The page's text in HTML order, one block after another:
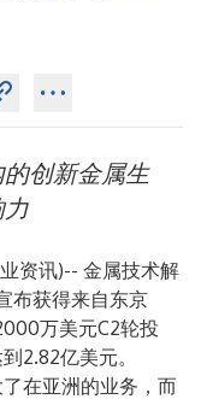
创新金属生
资讯)-- 金属技术解
布获得来自东京
万美元C2轮投
2.82亿美元。
在亚洲的业务，而